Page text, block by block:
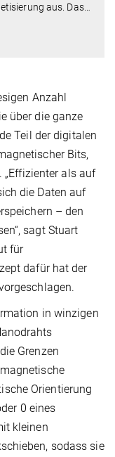
aus. Das…
Anzahl
über die ganze
Teil der digitalen
Bits,
„Effizienter als auf
die Daten auf
– den
sagt Stuart
für
dafür hat der
in winzigen
Grenzen
Orientierung
0 eines
kleinen
sodass sie